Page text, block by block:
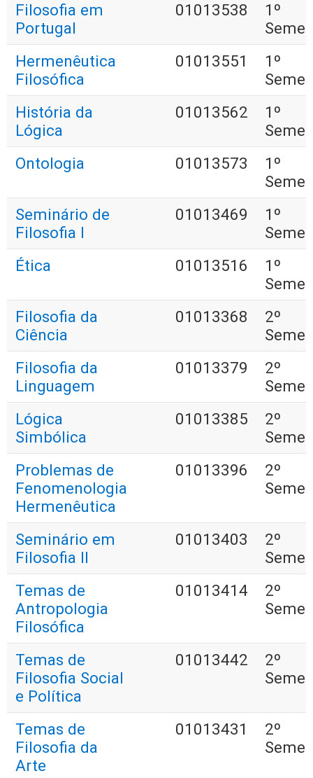
Filosofia em
Portugal
01013538
1º
Hermenêutica
Filosófica
01013551
1º
História da
Lógica
01013562
1º
Ontologia
01013573
1º
Seminário de
Filosofia I
01013469
1º
Ética
01013516
1º
Filosofia da
Ciência
01013368
2º
Filosofia da
Linguagem
01013379
2º
Lógica
Simbólica
01013385
2º
Problemas de
Fenomenologia
Hermenêutica
01013396
2º
Seminário em
Filosofia II
01013403
2º
Temas de
Antropologia
Filosófica
01013414
2º
Temas de
Filosofia Social
e Política
01013442
2º
Temas de
Filosofia da
Arte
01013431
2º